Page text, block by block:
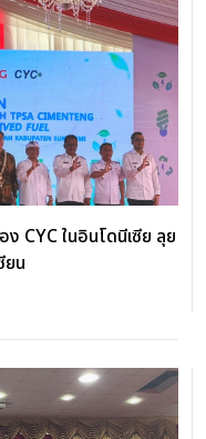
CYC ในอินโดนีเซีย ลุย
ยน